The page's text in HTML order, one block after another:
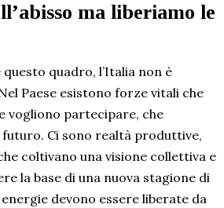
ma liberiamo le
quadro, l’Italia non è
Paese esistono forze vitali che
vogliono partecipare, che
Ci sono realtà produttive,
coltivano una visione collettiva e
la base di una nuova stagione di
devono essere liberate da